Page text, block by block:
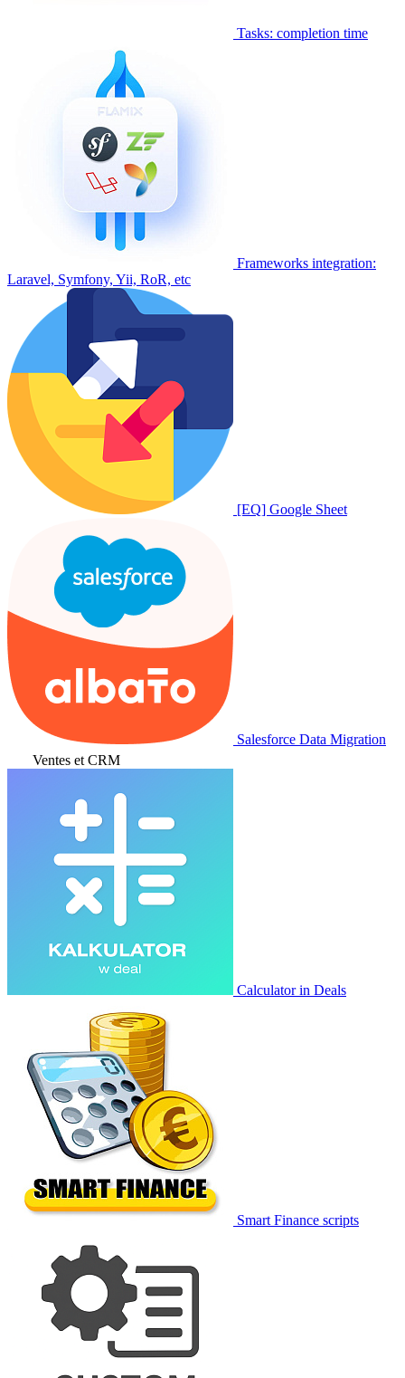
Tasks: completion time
Frameworks integration:
Laravel, Symfony, Yii, RoR, etc
[EQ] Google Sheet
Salesforce Data Migration
Ventes et CRM
Calculator in Deals
Smart Finance scripts